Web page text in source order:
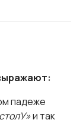
падеже
и так